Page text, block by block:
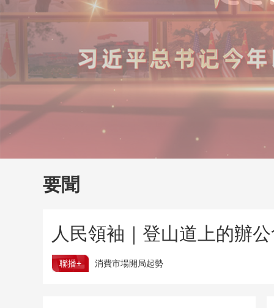
CCTV.節目官網 直播 節目單 欄目 片庫
要聞
人民領袖｜登山道上的辦
聯播+ 消費市場開局起勢